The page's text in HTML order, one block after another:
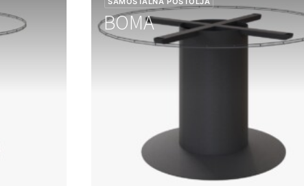
BOMA